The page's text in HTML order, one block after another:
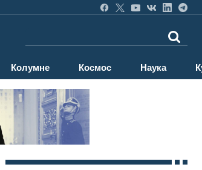
Колумне Космос Наука